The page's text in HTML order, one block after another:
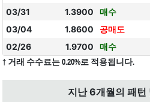
03/31
1.3900 매수
03/04
1.8600 공매도
02/26
1.9700 매수
† 거래 수수료는 0.20%로 적용됩니다.
지난 6개월의 패턴